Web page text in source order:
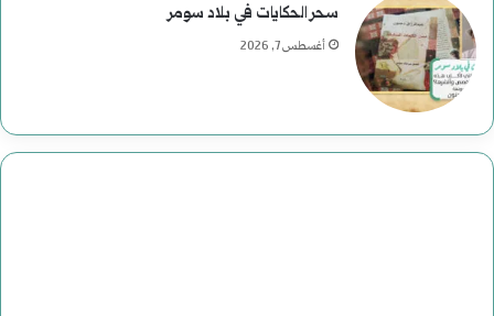
سحر الحكايات في بلاد سومر
أغسطس 7, 2026